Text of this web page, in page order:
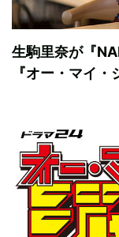
生駒里奈が『
『オー・マイ・